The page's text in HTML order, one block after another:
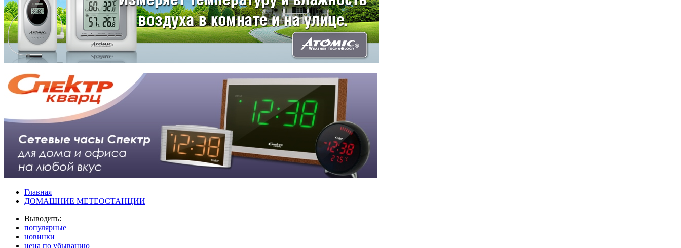
Главная
ДОМАШНИЕ МЕТЕОСТАНЦИИ
Выводить:
популярные
новинки
цена по убыванию